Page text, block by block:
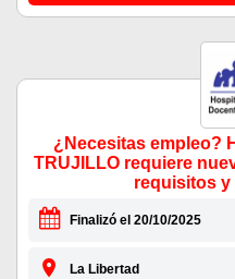
¿Necesitas empleo?
TRUJILLO requiere
requisitos
Finalizó el 20/10/2025
La Libertad